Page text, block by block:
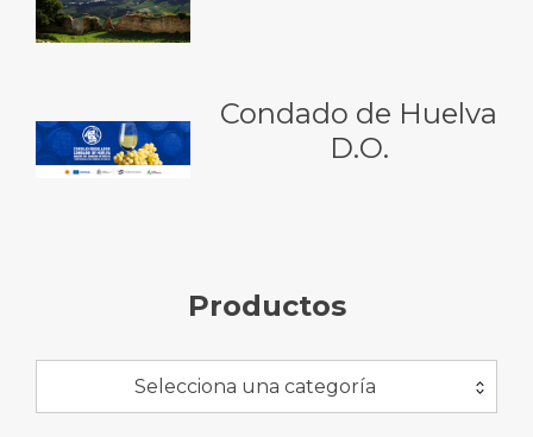
Condado de Huelva
D.O.
Productos
Selecciona una categoría